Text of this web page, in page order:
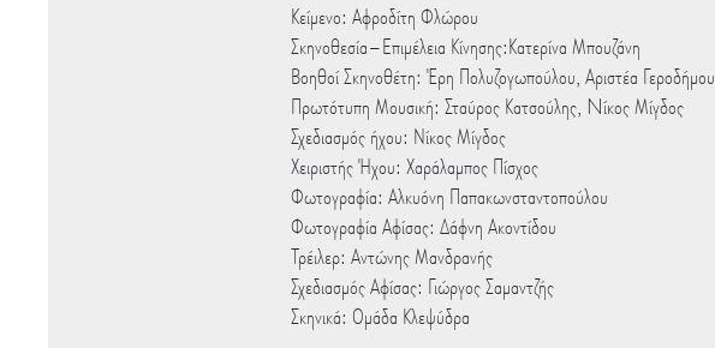
Κείμενο: Αφροδίτη Φλώρου
Σκηνοθεσία–Επιμέλεια Κίνησης:Κατερίνα Μπουζάνη
Βοηθοί Σκηνοθέτη: Έρη Πολυζογωπούλου, Αριστέα Γεροδήμου
Πρωτότυπη Μουσική: Σταύρος Κατσούλης, Nίκος Μίγδος
Σχεδιασμός ήχου: Νίκος Μίγδος
Χειριστής Ήχου: Χαράλαμπος Πίσχος
Φωτογραφία: Αλκυόνη Παπακωνσταντοπούλου
Φωτογραφία Αφίσας: Δάφνη Ακοντίδου
Τρέιλερ: Αντώνης Μανδρανής
Σχεδιασμός Αφίσας: Γιώργος Σαμαντζής
Σκηνικά: Ομάδα Κλεψύδρα